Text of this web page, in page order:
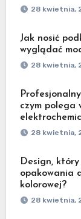
28 kwietnia,
Jak nosić
wyglądać
28 kwietnia,
czym polega
28 kwietnia,
Design,
opakowania
kolorowej?
28 kwietnia,